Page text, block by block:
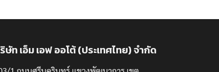
ษัท เอ็ม เอฟ ออโต้ (ประเทศไทย) จำกัด